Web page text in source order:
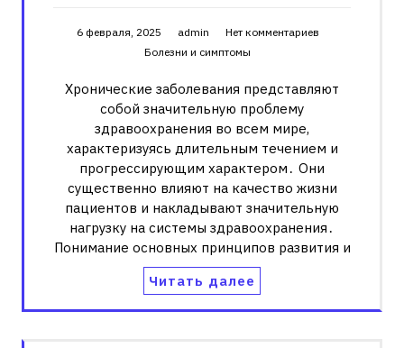
6 февраля, 2025 admin
Нет комментариев
Болезни и симптомы
Хронические заболевания представляют
собой значительную проблему
здравоохранения во всем мире,
характеризуясь длительным течением и
прогрессирующим характером․ Они
существенно влияют на качество жизни
пациентов и накладывают значительную
нагрузку на системы здравоохранения․
Понимание основных принципов развития и
Читать далее